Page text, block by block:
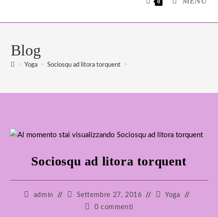
0
Blog
> Yoga > Sociosqu ad litora torquent >
Sociosqu ad litora torquent
Autore
admin
Articolo
pubblicato:
Settembre 27, 2016
Categoria
Yoga
Commenti
0 commenti